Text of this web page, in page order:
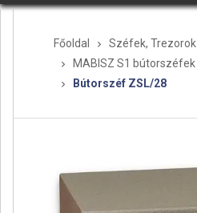
o
a
Főoldal Széfek, Trezorok
MABISZ S1 bútorszéfek
Bútorszéf ZSL/28